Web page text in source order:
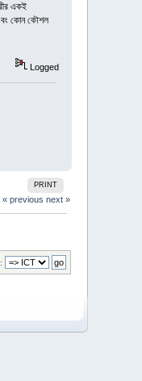
একই
এবং কোন কৌশল
Logged
PRINT
« previous next »